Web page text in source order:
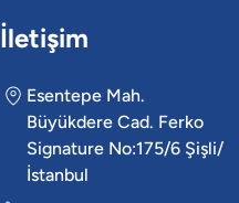
İletişim
Esentepe Mah.
Büyükdere Cad. Ferko
Signature No:175/6 Şişli/
İstanbul